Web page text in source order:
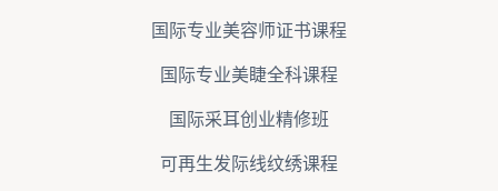
国际专业美容师证书课程
国际专业美睫全科课程
国际采耳创业精修班
可再生发际线纹绣课程